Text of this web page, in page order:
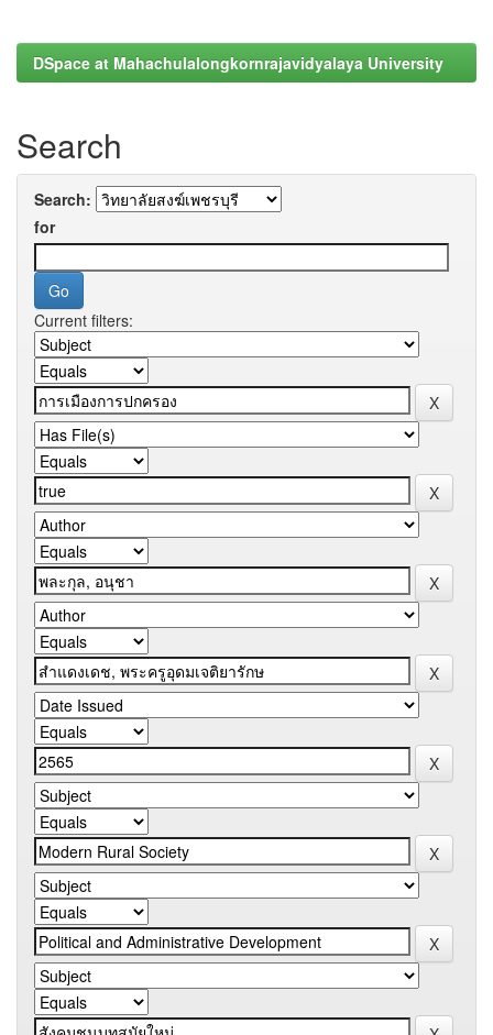
DSpace at Mahachulalongkornrajavidyalaya University
Search
Search:
for
Current filters: